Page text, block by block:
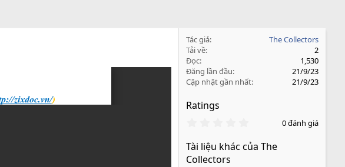
Tác giả
The Collectors
Tải về
2
Đọc
1,530
Đăng lần đầu
21/9/23
Cập nhật gần nhất
21/9/23
Ratings
0
0
0 đánh giá
Tài liệu khác của The
Collectors